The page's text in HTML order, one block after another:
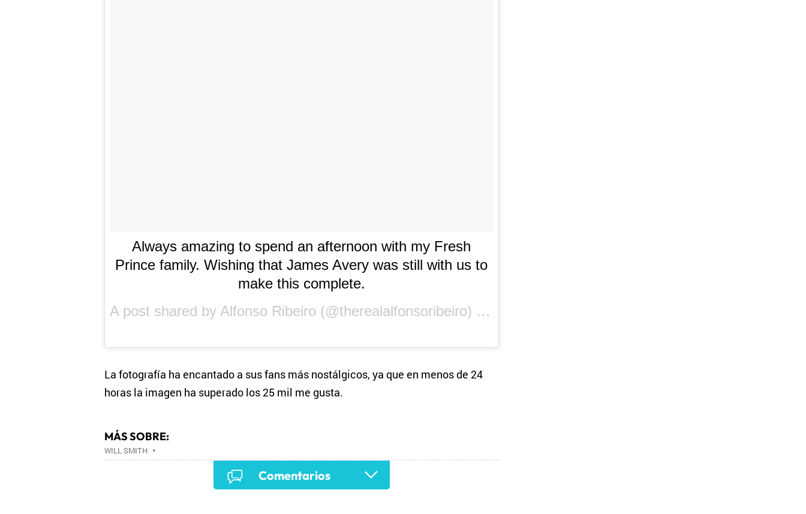
Always amazing to spend an afternoon with my Fresh
Prince family. Wishing that James Avery was still with us to
make this complete.
A post shared by Alfonso Ribeiro (@therealalfonsoribeiro) on
La fotografía ha encantado a sus fans más nostálgicos, ya que en menos de 24
horas la imagen ha superado los 25 mil me gusta.
MÁS SOBRE:
WILL SMITH •
Comentarios